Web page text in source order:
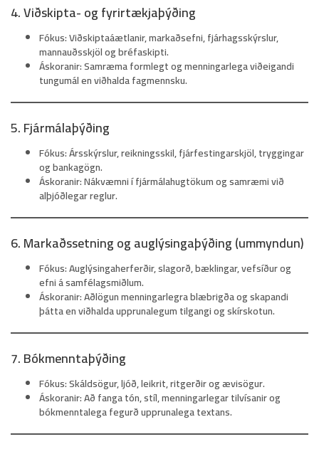
4. Viðskipta- og fyrirtækjaþýðing
Fókus:Viðskiptaáætlanir, markaðsefni, fjárhagsskýrslur,
mannauðsskjöl og bréfaskipti.
Áskoranir:Samræma formlegt og menningarlega viðeigandi
tungumál en viðhalda fagmennsku.
5. Fjármálaþýðing
Fókus:Ársskýrslur, reikningsskil, fjárfestingarskjöl, tryggingar
og bankagögn.
Áskoranir:Nákvæmni í fjármálahugtökum og samræmi við
alþjóðlegar reglur.
6. Markaðssetning og auglýsingaþýðing (ummyndun)
Fókus:Auglýsingaherferðir, slagorð, bæklingar, vefsíður og
efni á samfélagsmiðlum.
Áskoranir:Aðlögun menningarlegra blæbrigða og skapandi
þátta en viðhalda upprunalegum tilgangi og skírskotun.
7. Bókmenntaþýðing
Fókus:Skáldsögur, ljóð, leikrit, ritgerðir og ævisögur.
Áskoranir:Að fanga tón, stíl, menningarlegar tilvísanir og
bókmenntalega fegurð upprunalega textans.